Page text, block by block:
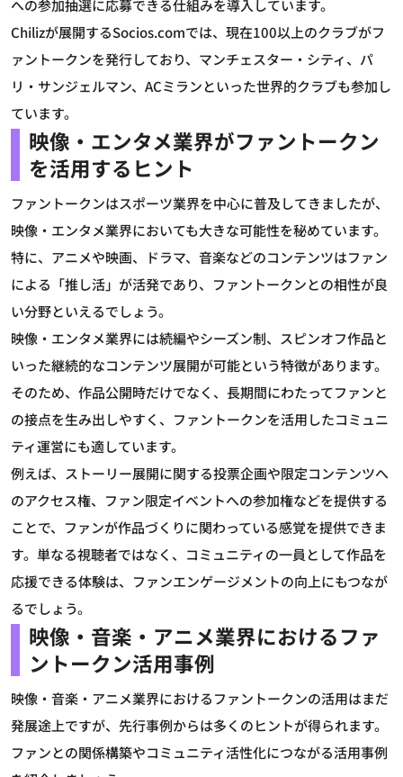
への参加抽選に応募できる仕組みを導入しています。
Chilizが展開するSocios.comでは、現在100以上のクラブがフ
ァントークンを発行しており、マンチェスター・シティ、パ
リ・サンジェルマン、ACミランといった世界的クラブも参加し
ています。
映像・エンタメ業界がファントークン
を活用するヒント
ファントークンはスポーツ業界を中心に普及してきましたが、
映像・エンタメ業界においても大きな可能性を秘めています。
特に、アニメや映画、ドラマ、音楽などのコンテンツはファン
による「推し活」が活発であり、ファントークンとの相性が良
い分野といえるでしょう。
映像・エンタメ業界には続編やシーズン制、スピンオフ作品と
いった継続的なコンテンツ展開が可能という特徴があります。
そのため、作品公開時だけでなく、長期間にわたってファンと
の接点を生み出しやすく、ファントークンを活用したコミュニ
ティ運営にも適しています。
例えば、ストーリー展開に関する投票企画や限定コンテンツへ
のアクセス権、ファン限定イベントへの参加権などを提供する
ことで、ファンが作品づくりに関わっている感覚を提供できま
す。単なる視聴者ではなく、コミュニティの一員として作品を
応援できる体験は、ファンエンゲージメントの向上にもつなが
るでしょう。
映像・音楽・アニメ業界におけるファ
ントークン活用事例
映像・音楽・アニメ業界におけるファントークンの活用はまだ
発展途上ですが、先行事例からは多くのヒントが得られます。
ファンとの関係構築やコミュニティ活性化につながる活用事例